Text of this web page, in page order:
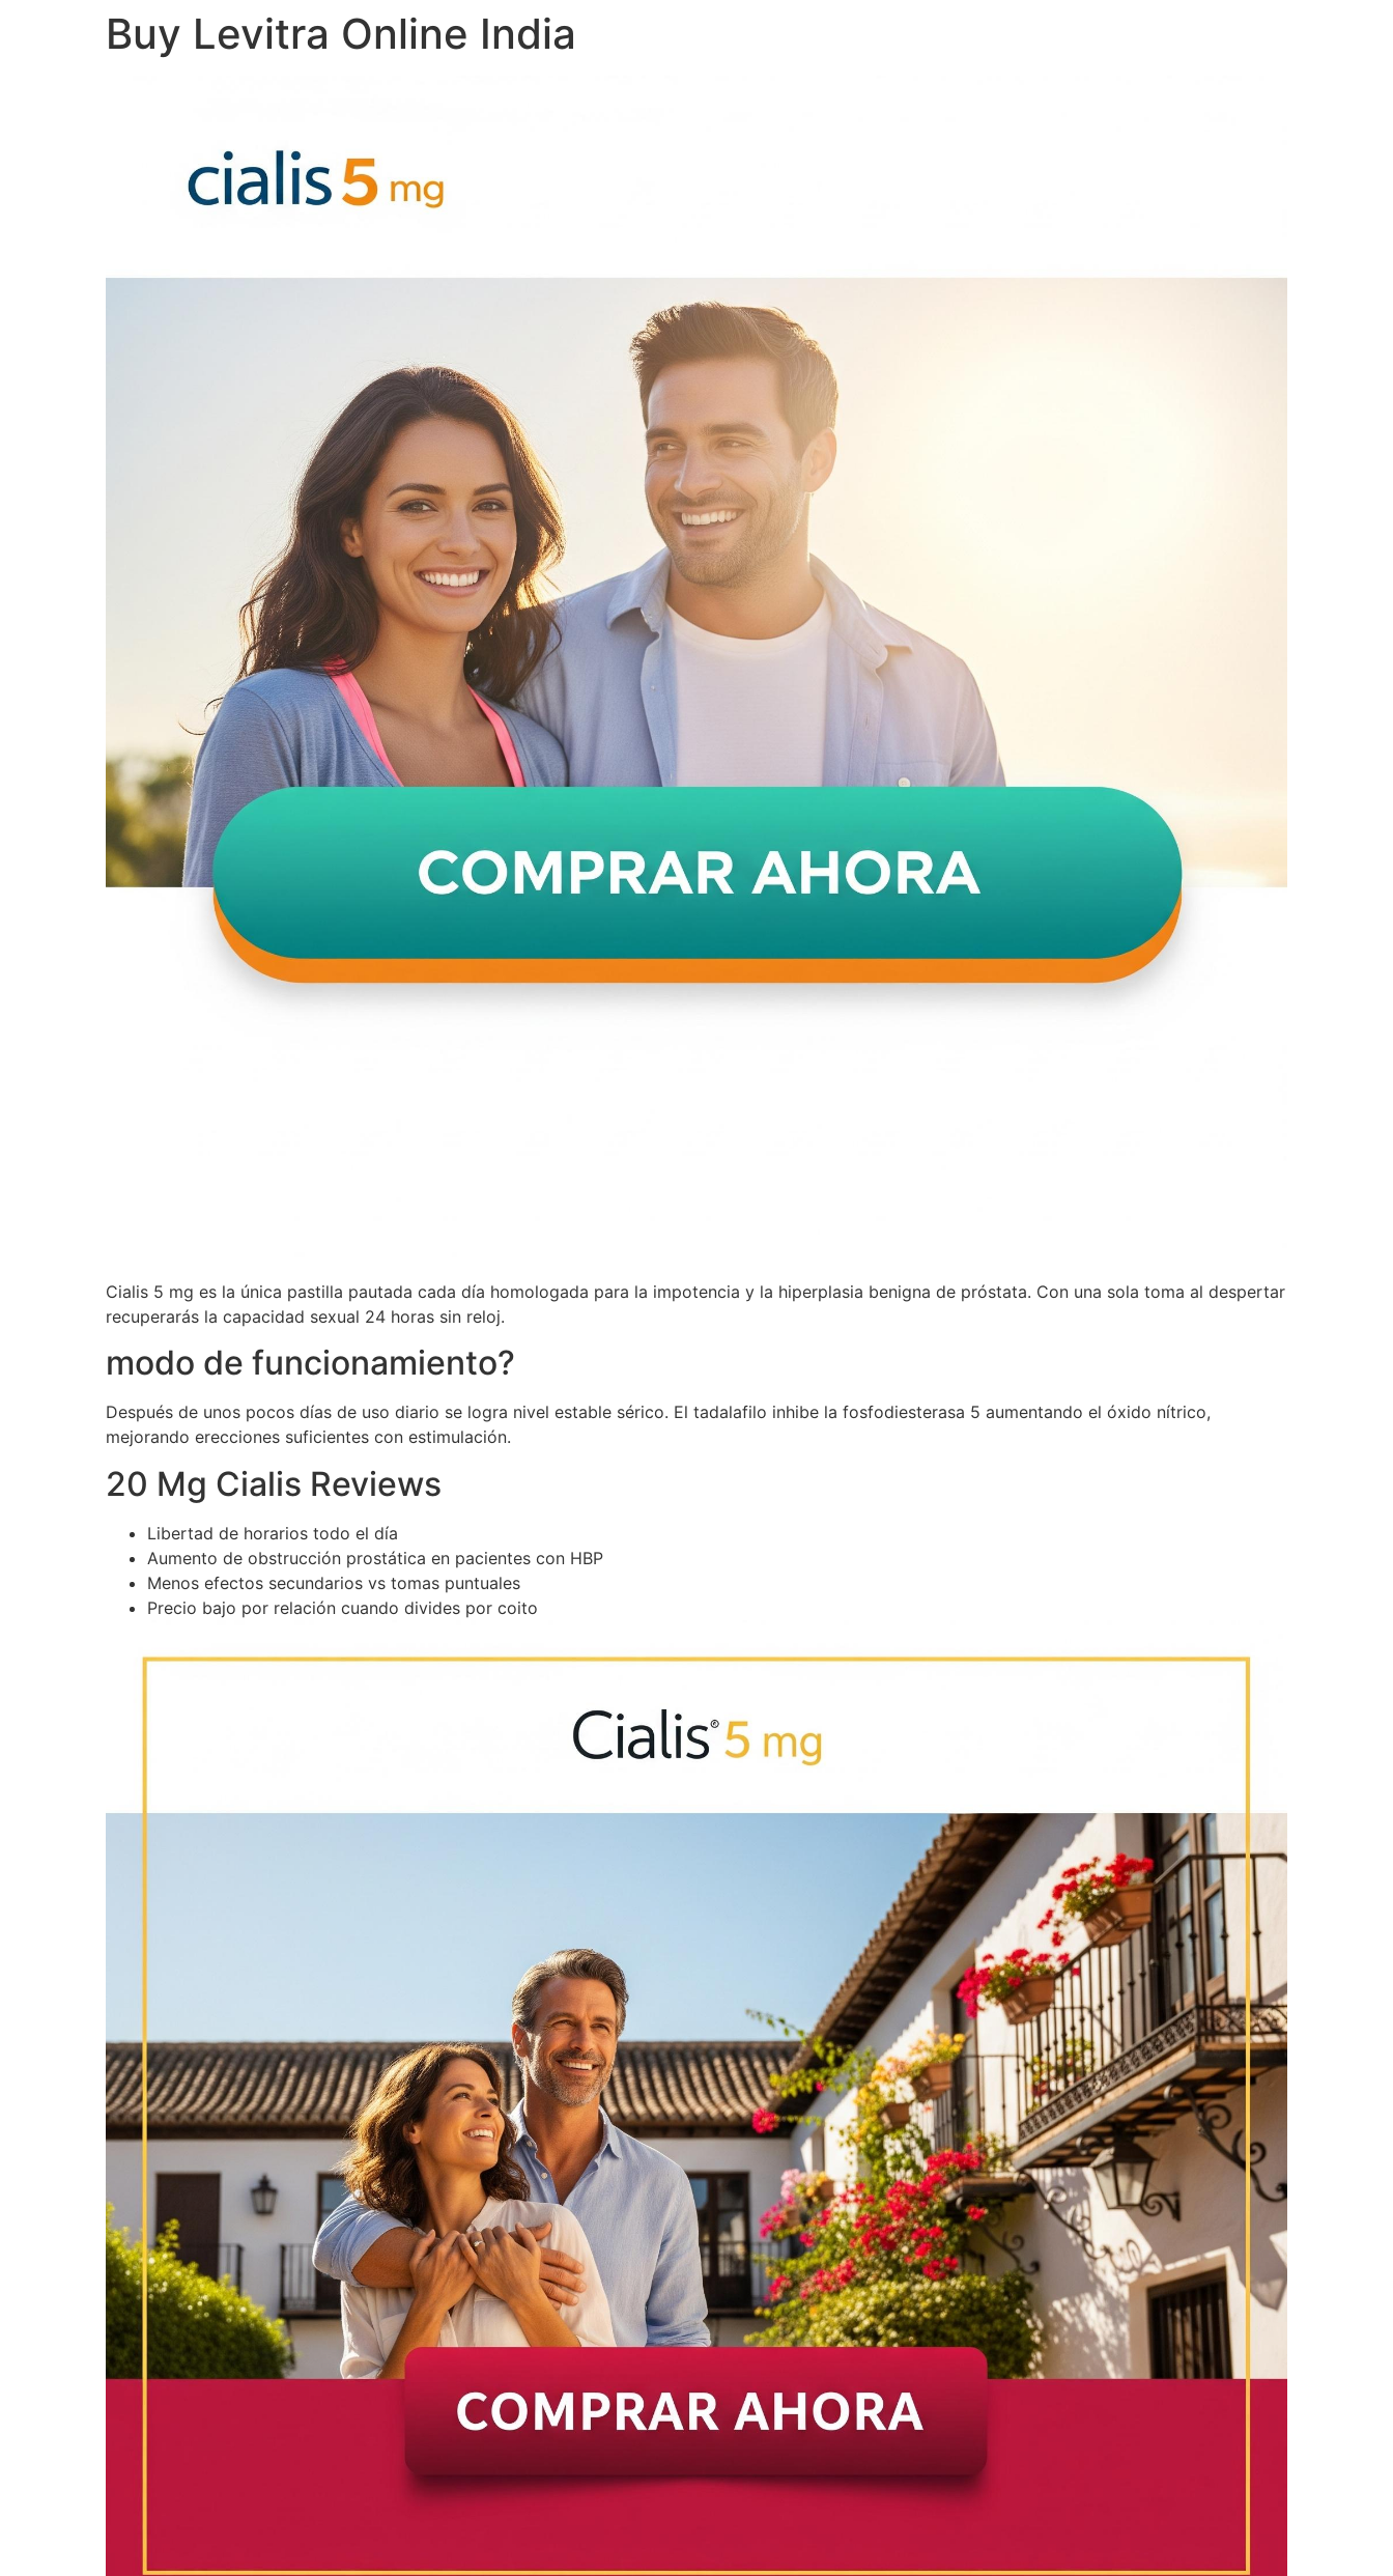
Buy Levitra Online India
Cialis 5 mg es la única pastilla pautada cada día homologada para la impotencia y la hiperplasia benigna de próstata. Con una sola toma al despertar
recuperarás la capacidad sexual 24 horas sin reloj.
modo de funcionamiento?
Después de unos pocos días de uso diario se logra nivel estable sérico. El tadalafilo inhibe la fosfodiesterasa 5 aumentando el óxido nítrico,
mejorando erecciones suficientes con estimulación.
20 Mg Cialis Reviews
Libertad de horarios todo el día
Aumento de obstrucción prostática en pacientes con HBP
Menos efectos secundarios vs tomas puntuales
Precio bajo por relación cuando divides por coito